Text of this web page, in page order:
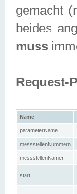
gemacht
beides
muss
Request-
Name
parameterName
messstellenNummern
messstellenNamen
start